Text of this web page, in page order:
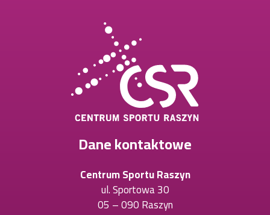
Dane kontaktowe
Centrum Sportu Raszyn
ul. Sportowa 30
05 – 090 Raszyn